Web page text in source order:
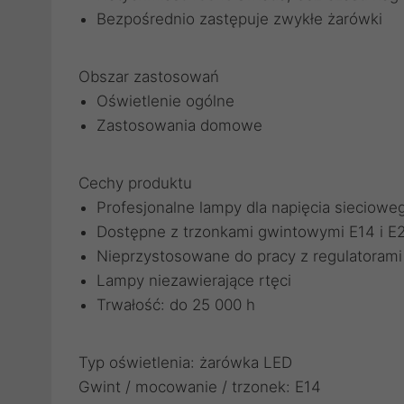
Bezpośrednio zastępuje zwykłe żarówki
Obszar zastosowań
Oświetlenie ogólne
Zastosowania domowe
Cechy produktu
Profesjonalne lampy dla napięcia
Dostępne z trzonkami gwintowymi E14 i
Nieprzystosowane do pracy z regulatorami
Lampy niezawierające rtęci
Trwałość: do 25 000 h
Typ oświetlenia: żarówka LED
Gwint / mocowanie / trzonek: E14